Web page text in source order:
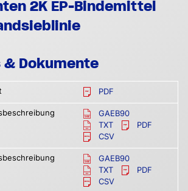
2K EP-Bindemittel
& Dokumente
PDF
GAEB90
TXT
PDF
CSV
GAEB90
TXT
PDF
CSV